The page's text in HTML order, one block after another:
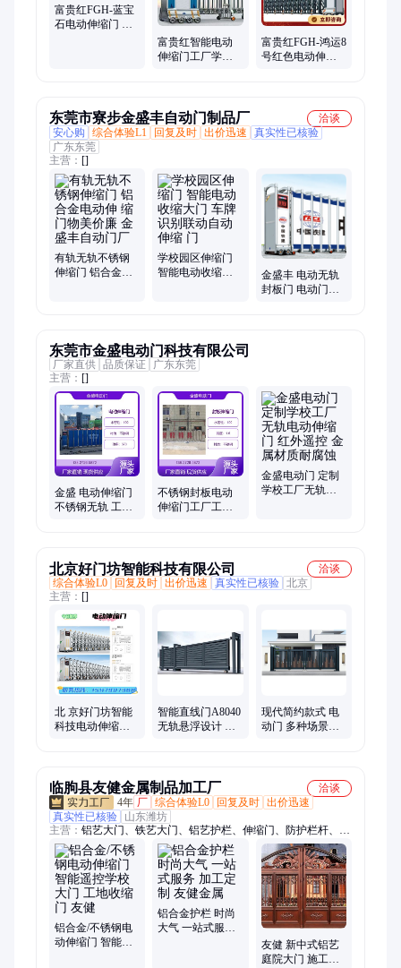
富贵红FGH-蓝宝
石电动伸缩门 安
富贵红智能电动
伸缩门工厂学校
富贵红FGH-鸿运8
号红色电动伸缩
东莞市寮步金盛丰自动门制品厂
洽谈
安心购
综合体验L1 回复及时 出价迅速
真实性已核验
广东东莞
主营： []
有轨无轨不锈钢
伸缩门 铝合金电
学校园区伸缩门
智能电动收缩大
金盛丰 电动无轨
封板门 电动门伸
东莞市金盛电动门科技有限公司
厂家直供 品质保证
广东东莞
主营： []
金盛 电动伸缩门
不锈钢无轨 工厂
不锈钢封板电动
伸缩门工厂工地
金盛电动门 定制
学校工厂无轨电
北京好门坊智能科技有限公司
洽谈
综合体验L0
回复及时 出价迅速 真实性已核验 北京
主营： []
北 京好门坊智能
科技电动伸缩门
智能直线门A8040
无轨悬浮设计 学
现代简约款式 电
动门 多种场景适
临朐县友健金属制品加工厂
洽谈
4年 厂 综合体验L0 回复及时 出价迅速
真实性已核验
山东潍坊
主营： 铝艺大门、铁艺大门、铝艺护栏、伸缩门、防护栏杆、阳
台护栏、铁艺护栏、锌钢护栏、道路隔离栏、桥梁护栏
铝合金/不锈钢电
动伸缩门 智能遥
铝合金护栏 时尚
大气 一站式服务
友健 新中式铝艺
庭院大门 施工方